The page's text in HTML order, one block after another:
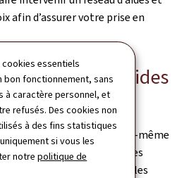
essentiels
bon fonctionnement, sans
à caractère personnel, et
refusés. Des cookies non
à des fins statistiques
si vous les
notrepolitique de
afin d’assurer votre prise en
réseau d’aides
est nécessaire
. Vous devez vous-même
utiles) et faire les démarches
la prise en charge, selon les